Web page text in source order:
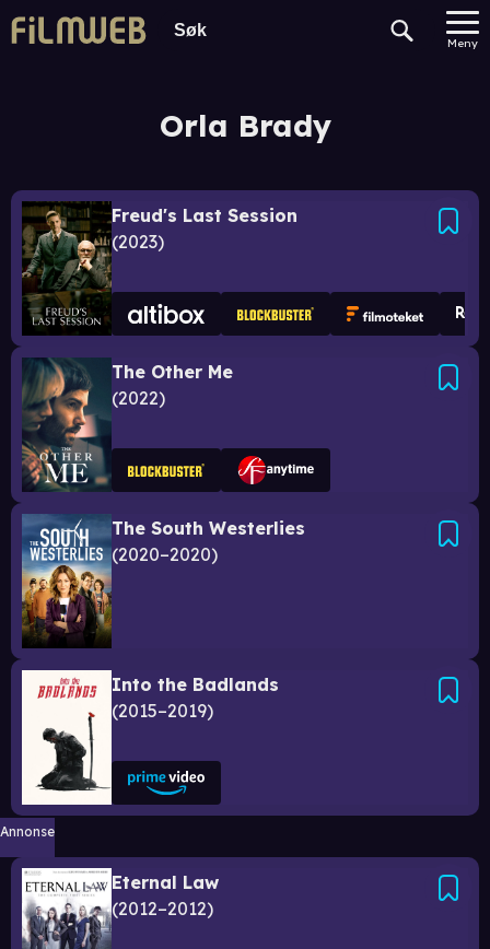
Meny
Orla Brady
Freud's Last Session
2023
The Other Me
2022
The South Westerlies
2020–2020
Into the Badlands
2015–2019
Annonse
Eternal Law
2012–2012